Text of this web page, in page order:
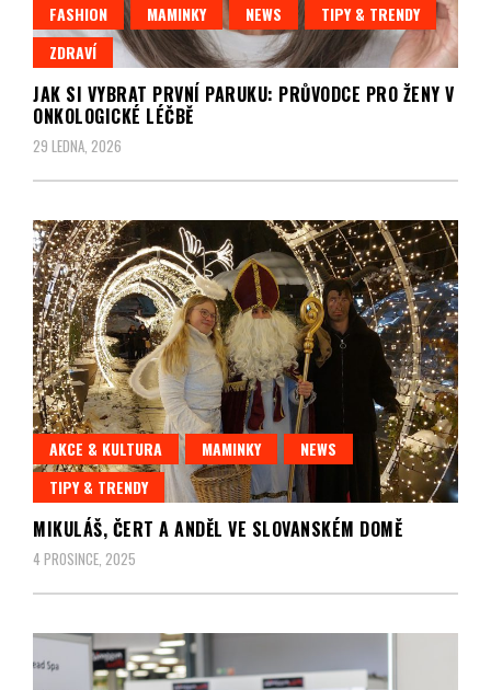
FASHION MAMINKY NEWS
TIPY & TRENDY
ZDRAVÍ
JAK SI VYBRAT PRVNÍ PARUKU: PRŮVODCE PRO ŽENY V
ONKOLOGICKÉ LÉČBĚ
29 LEDNA, 2026
AKCE & KULTURA MAMINKY
NEWS
TIPY & TRENDY
MIKULÁŠ, ČERT A ANDĚL VE SLOVANSKÉM DOMĚ
4 PROSINCE, 2025